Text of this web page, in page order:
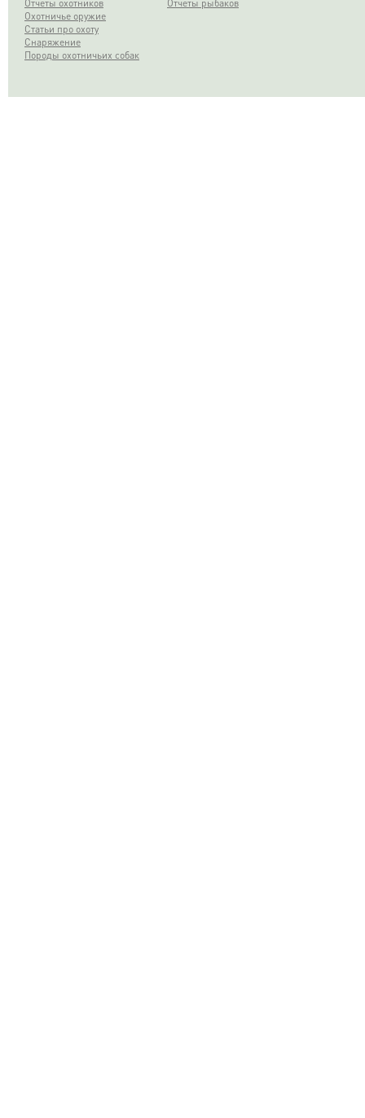
Отчеты охотников
Охотничье оружие
Статьи про охоту
Снаряжение
Породы охотничьих собак
Отчеты рыбаков